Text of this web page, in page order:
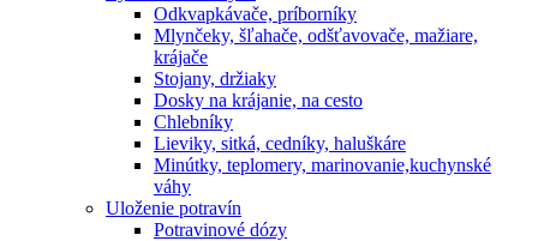
Odkvapkávače, príborníky
Mlynčeky, šľahače, odšťavovače, mažiare,
krájače
Stojany, držiaky
Dosky na krájanie, na cesto
Chlebníky
Lieviky, sitká, cedníky, haluškáre
Minútky, teplomery, marinovanie,kuchynské
váhy
Uloženie potravín
Potravinové dózy